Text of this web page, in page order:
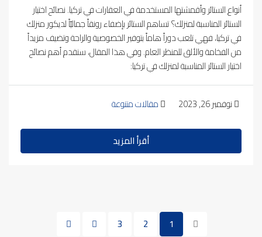
أنواع الستائر وأقمشتها المستخدمة في العقارات في تركيا. نصائح اختيار
الستائر المناسبة لمنزلك؟ تساهم الستائر بإضفاء رونقاً جماليّاً لديكور منزلك
في تركيا، فهي تلعب دوراً هاماً بتوفير الخصوصية والراحة وتضيف مزيداً
من الفخامة والألق للمنظر العام. وفي هذا المقال، سنقدم أهم نصائح
اختيار الستائر المناسبة لمنزلك في تركيا:
نوفمبر 26, 2023 مقالات متنوعة
أقرأ المزيد
1
2
3